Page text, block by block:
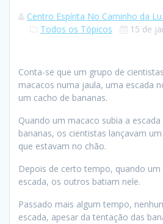
Centro Espírita No Caminho da
Todos os Tópicos
15 de
Conta-se que um grupo de
macacos numa jaula, uma escada
um cacho de bananas.
Quando um macaco subia a
bananas, os cientistas lançavam
que estavam no chão.
Depois de certo tempo, quando um
escada, os outros batiam nele.
Passado mais algum tempo,
escada, apesar da tentação das